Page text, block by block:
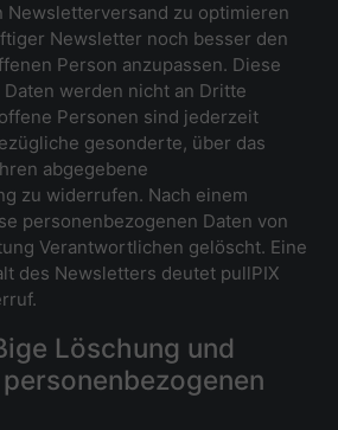
Newsletterversand zu optimieren
Newsletter noch besser den
Person anzupassen. Diese
werden nicht an Dritte
Personen sind jederzeit
gesonderte, über das
abgegebene
zu widerrufen. Nach einem
personenbezogenen Daten von
Verantwortlichen gelöscht. Eine
des Newsletters deutet pullPIX
Löschung und